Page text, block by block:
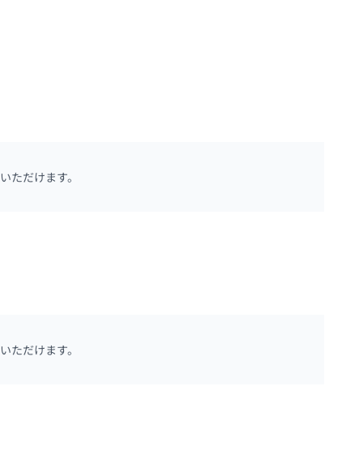
ただけます。
ただけます。